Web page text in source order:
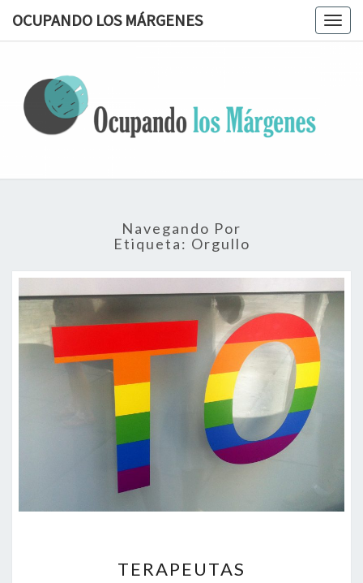
OCUPANDO LOS MÁRGENES
Terapia
Ocupacional
Navegando Por
Etiqueta: Orgullo
OCUPACIONALES
TERAPEUTAS